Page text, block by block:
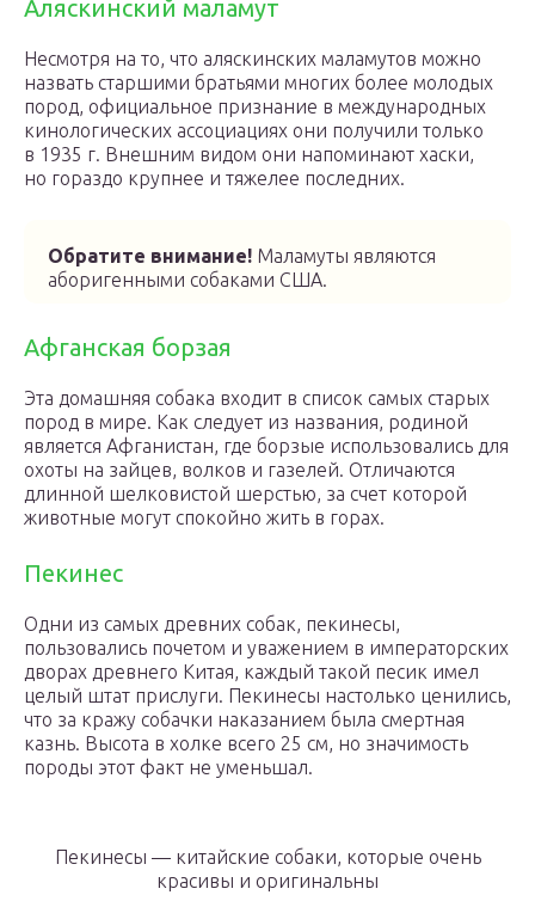
Аляскинский маламут
Несмотря на то, что аляскинских маламутов можно
назвать старшими братьями многих более молодых
пород, официальное признание в международных
кинологических ассоциациях они получили только
в 1935 г. Внешним видом они напоминают хаски,
но гораздо крупнее и тяжелее последних.
Обратите внимание! Маламуты являются
аборигенными собаками США.
Афганская борзая
Эта домашняя собака входит в список самых старых
пород в мире. Как следует из названия, родиной
является Афганистан, где борзые использовались для
охоты на зайцев, волков и газелей. Отличаются
длинной шелковистой шерстью, за счет которой
животные могут спокойно жить в горах.
Пекинес
Одни из самых древних собак, пекинесы,
пользовались почетом и уважением в императорских
дворах древнего Китая, каждый такой песик имел
целый штат прислуги. Пекинесы настолько ценились,
что за кражу собачки наказанием была смертная
казнь. Высота в холке всего 25 см, но значимость
породы этот факт не уменьшал.
Пекинесы — китайские собаки, которые очень
красивы и оригинальны